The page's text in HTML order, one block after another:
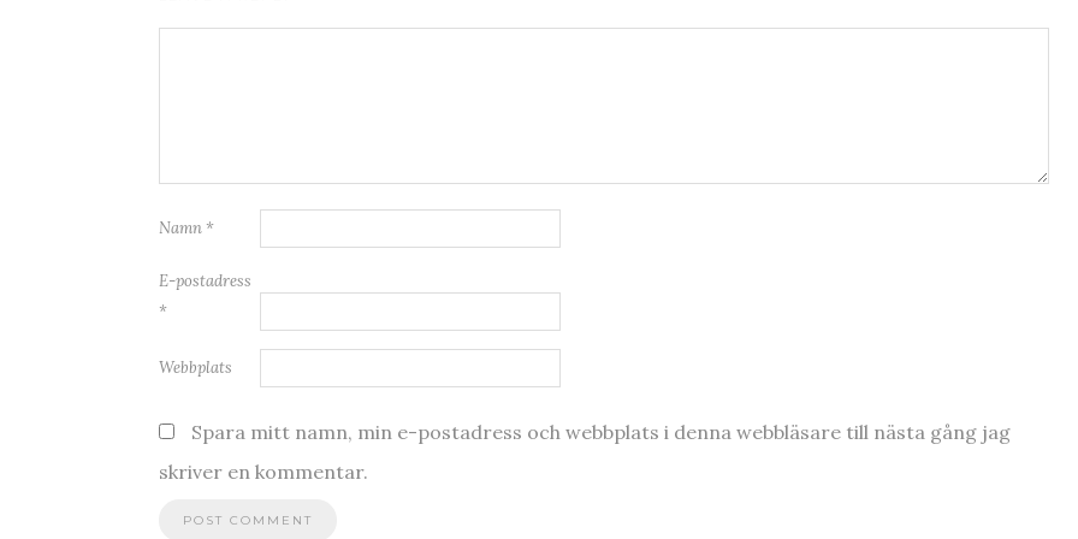
Namn *
E-postadress
*
Webbplats
Spara mitt namn, min e-postadress och webbplats i denna webbläsare till nästa gång jag
skriver en kommentar.